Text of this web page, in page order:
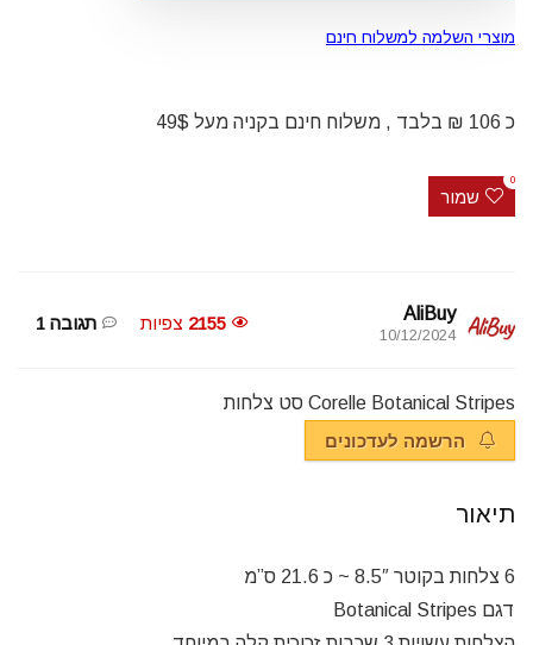
מוצרי השלמה למשלוח חינם
כ 106 ₪ בלבד , משלוח חינם בקניה מעל 49$
שמור
0
AliBuy
10/12/2024
2155 צפיות תגובה 1
Corelle Botanical Stripes סט צלחות
הרשמה לעדכונים
תיאור
6 צלחות בקוטר 8.5″ ~ כ 21.6 ס”מ
דגם Botanical Stripes